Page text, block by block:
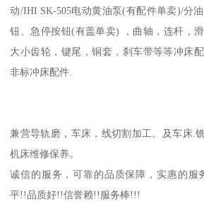
动/IHI SK-505电动黄油泵(有配件单卖)/分
钮、急停按钮(有盖单卖) ，曲轴，连杆，
大小齿轮，键尾，铜套，刹车带等等冲床
非标冲床配件.
兼营导轨磨，车床，线切割加工。及车床.
机床维修保养。
诚信的服务，可靠的品质保障，实惠的服
平!!品质好!!信誉赖!!服务棒!!!